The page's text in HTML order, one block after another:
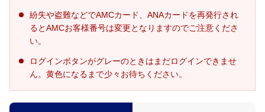
紛失や盗難などでAMCカード、ANAカードを再発行され
るとAMCお客様番号は変更となりますのでご注意くださ
い。
ログインボタンがグレーのときはまだログインできませ
ん。黄色になるまで少々お待ちください。